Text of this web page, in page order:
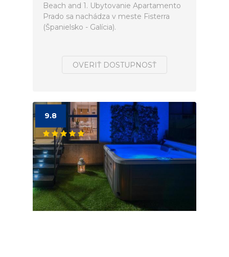
Beach and 1. Ubytovanie Apartamento
Prado sa nachádza v meste Fisterra
(Španielsko - Galícia).
OVERIŤ DOSTUPNOSŤ
9.8